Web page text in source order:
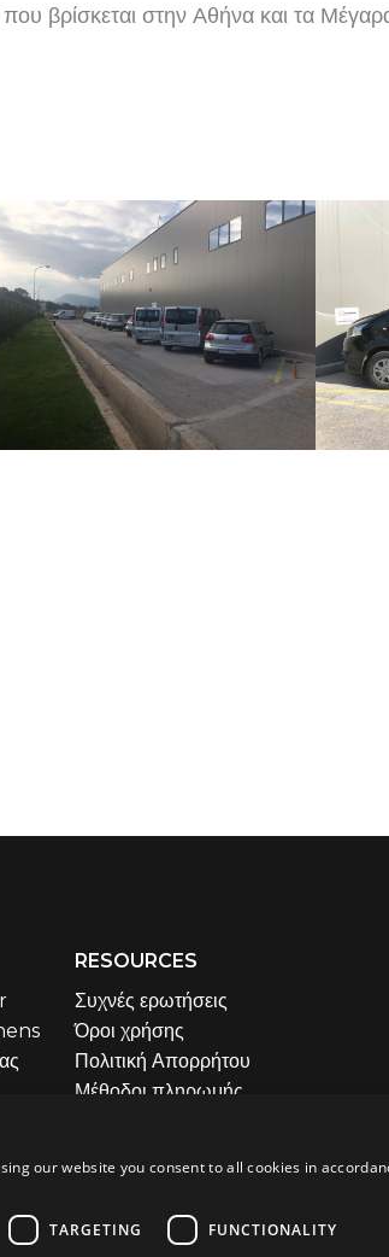
βρίσκεται στην Αθήνα και τα
RESOURCES
Συχνές ερωτήσεις
Όροι χρήσης
Πολιτική Απορρήτου
Μέθοδοι πληρωμής
Επιστροφή στην
our website you consent to all cookies in
TARGETING FUNCTIONALITY